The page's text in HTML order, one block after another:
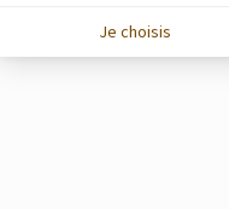
Je choisis